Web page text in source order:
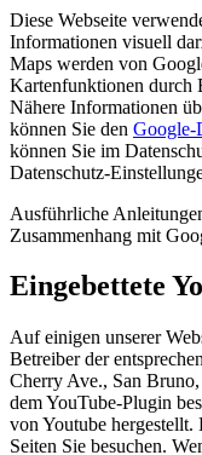
Diese Webseite
Informationen visuell
Maps werden von
Kartenfunktionen durch
Nähere Informationen
können Sie den Google-
können Sie im
Datenschutz-
Ausführliche
Zusammenhang mit
Eingebettete
Auf einigen unserer
Betreiber der
Cherry Ave., San
dem YouTube-Plugin
von Youtube
Seiten Sie besuchen.